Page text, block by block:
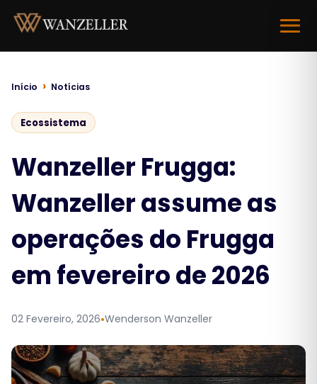
Abrir
Início Notícias
Ecossistema
Wanzeller Frugga:
Wanzeller assume as
operações do Frugga
em fevereiro de 2026
02 Fevereiro, 2026•Wenderson Wanzeller